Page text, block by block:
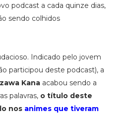
podcast a cada quinze dias,
sendo colhidos
Indicado pelo jovem
participou deste podcast), a
Kanaacabou sendo a
palavras, o título deste
nos animes que tiveram